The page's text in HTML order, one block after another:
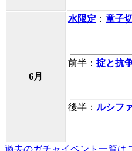
6月
水限定 ： 童子
前半： 掟と抗
後半： ルシフ
過去のガチャイベント一覧は